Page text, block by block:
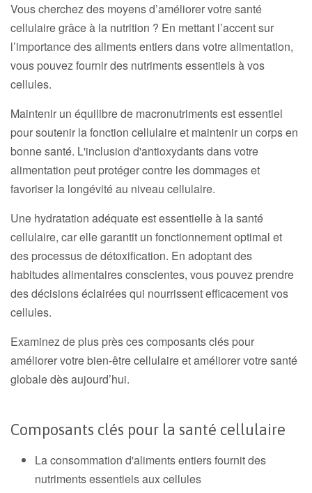
Vous cherchez des moyens d’améliorer votre santé
cellulaire grâce à la nutrition ? En mettant l’accent sur
l’importance des aliments entiers dans votre alimentation,
vous pouvez fournir des nutriments essentiels à vos
cellules.
Maintenir un équilibre de macronutriments est essentiel
pour soutenir la fonction cellulaire et maintenir un corps en
bonne santé. L'inclusion d'antioxydants dans votre
alimentation peut protéger contre les dommages et
favoriser la longévité au niveau cellulaire.
Une hydratation adéquate est essentielle à la santé
cellulaire, car elle garantit un fonctionnement optimal et
des processus de détoxification. En adoptant des
habitudes alimentaires conscientes, vous pouvez prendre
des décisions éclairées qui nourrissent efficacement vos
cellules.
Examinez de plus près ces composants clés pour
améliorer votre bien-être cellulaire et améliorer votre santé
globale dès aujourd’hui.
Composants clés pour la santé cellulaire
La consommation d'aliments entiers fournit des
nutriments essentiels aux cellules